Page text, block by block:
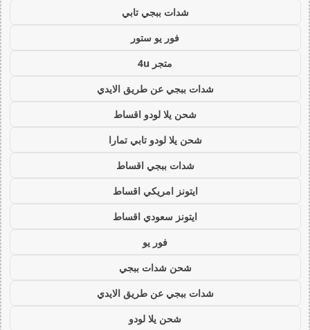
شدات ببجي تابي
فور يو ستور
متجر 4u
شدات ببجي عن طريق الايدي
شحن يلا لودو اقساط
شحن يلا لودو تابي تمارا
شدات ببجي اقساط
ايتونز امريكي اقساط
ايتونز سعودي اقساط
فور يو
شحن شدات ببجي
شدات ببجي عن طريق الايدي
شحن يلا لودو